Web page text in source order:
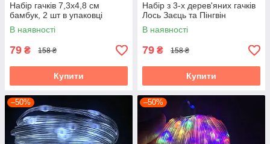
Набір гачків 7,3х4,8 см
бамбук, 2 шт в упаковці
В наявності
79 ₴ 158 ₴
Купити
Набір з 3-х дерев'яних гачків
Лось Заєць та Пінгвін
В наявності
79 ₴ 158 ₴
Купити
–50% –50%